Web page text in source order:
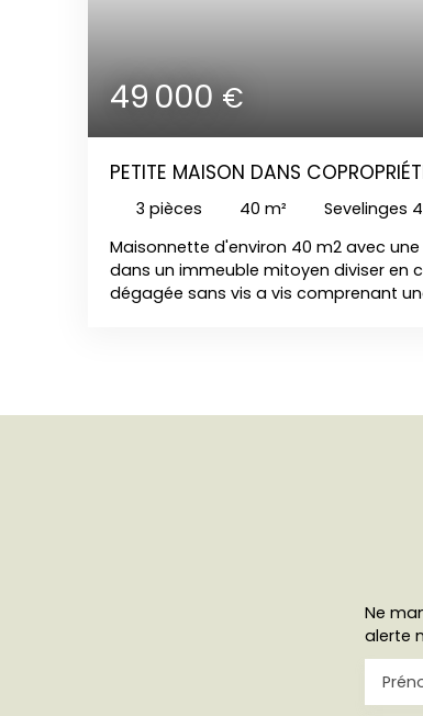
49 000€
PETITE MAISON DANS
3 pièces 40 m²
Sevelinges
Maisonnette d'environ 40 m2 avec
dans un immeuble mitoyen diviser en
dégagée sans vis a vis comprenant
Ne
alerte